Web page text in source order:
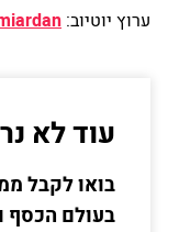
ערוץ יוטיוב:
עוד לא
בואו לקבל
בעולם הכסף